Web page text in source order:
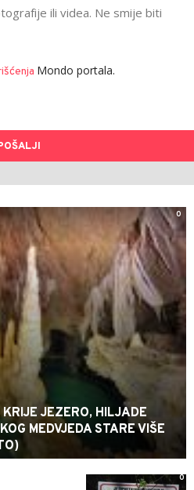
ili videa. Ne smije biti
Mondo portala.
0
JEZERO, HILJADE
MEDVJEDA STARE VIŠE
0